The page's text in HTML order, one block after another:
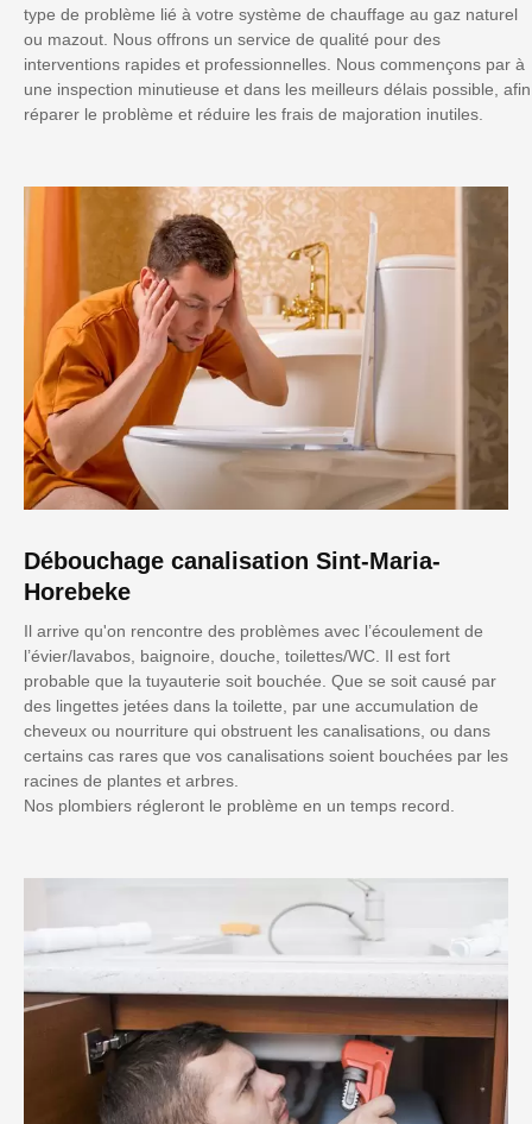
type de problème lié à votre système de chauffage au gaz naturel
ou mazout. Nous offrons un service de qualité pour des
interventions rapides et professionnelles. Nous commençons par à
une inspection minutieuse et dans les meilleurs délais possible, afin
réparer le problème et réduire les frais de majoration inutiles.
Débouchage canalisation Sint-Maria-
Horebeke
Il arrive qu'on rencontre des problèmes avec l’écoulement de
l’évier/lavabos, baignoire, douche, toilettes/WC. Il est fort
probable que la tuyauterie soit bouchée. Que se soit causé par
des lingettes jetées dans la toilette, par une accumulation de
cheveux ou nourriture qui obstruent les canalisations, ou dans
certains cas rares que vos canalisations soient bouchées par les
racines de plantes et arbres.
Nos plombiers régleront le problème en un temps record.